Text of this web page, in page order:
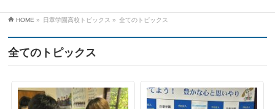
HOME » 日章学園高校トピックス » 全てのトピックス
全てのトピックス